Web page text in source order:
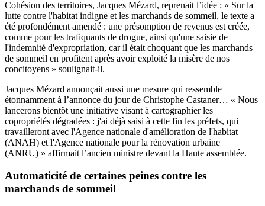
Cohésion des territoires, Jacques Mézard, reprenait l’idée : « Sur la
lutte contre l'habitat indigne et les marchands de sommeil, le texte a
été profondément amendé : une présomption de revenus est créée,
comme pour les trafiquants de drogue, ainsi qu'une saisie de
l'indemnité d'expropriation, car il était choquant que les marchands
de sommeil en profitent après avoir exploité la misère de nos
concitoyens » soulignait-il.
Jacques Mézard annonçait aussi une mesure qui ressemble
étonnamment à l’annonce du jour de Christophe Castaner… « Nous
lancerons bientôt une initiative visant à cartographier les
copropriétés dégradées : j'ai déjà saisi à cette fin les préfets, qui
travailleront avec l'Agence nationale d'amélioration de l'habitat
(ANAH) et l'Agence nationale pour la rénovation urbaine
(ANRU) » affirmait l’ancien ministre devant la Haute assemblée.
Automaticité de certaines peines contre les
marchands de sommeil